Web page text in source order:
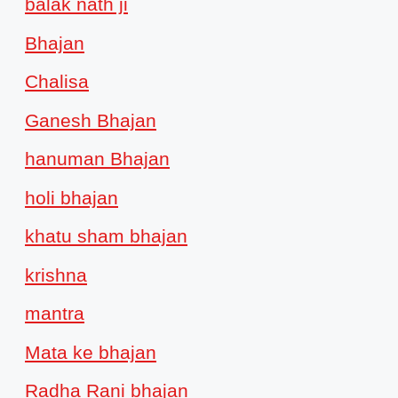
Bhajan
Chalisa
Ganesh Bhajan
hanuman Bhajan
holi bhajan
khatu sham bhajan
krishna
mantra
Mata ke bhajan
Radha Rani bhajan